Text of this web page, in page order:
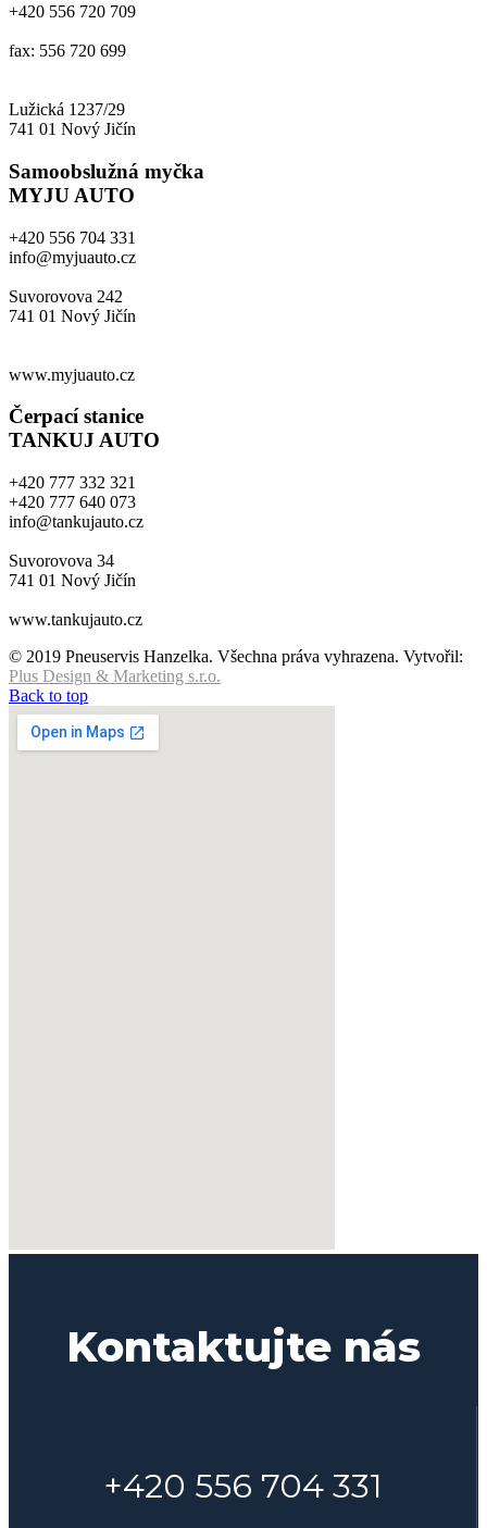
+420 556 720 709
fax: 556 720 699
Lužická 1237/29
741 01 Nový Jičín
Samoobslužná myčka
MYJU AUTO
+420 556 704 331
info@myjuauto.cz
Suvorovova 242
741 01 Nový Jičín
www.myjuauto.cz
Čerpací stanice
TANKUJ AUTO
+420 777 332 321
+420 777 640 073
info@tankujauto.cz
Suvorovova 34
741 01 Nový Jičín
www.tankujauto.cz
© 2019 Pneuservis Hanzelka. Všechna práva vyhrazena. Vytvořil:
Plus Design & Marketing s.r.o.
Back to top
Kontaktujte nás
+420 556 704 331